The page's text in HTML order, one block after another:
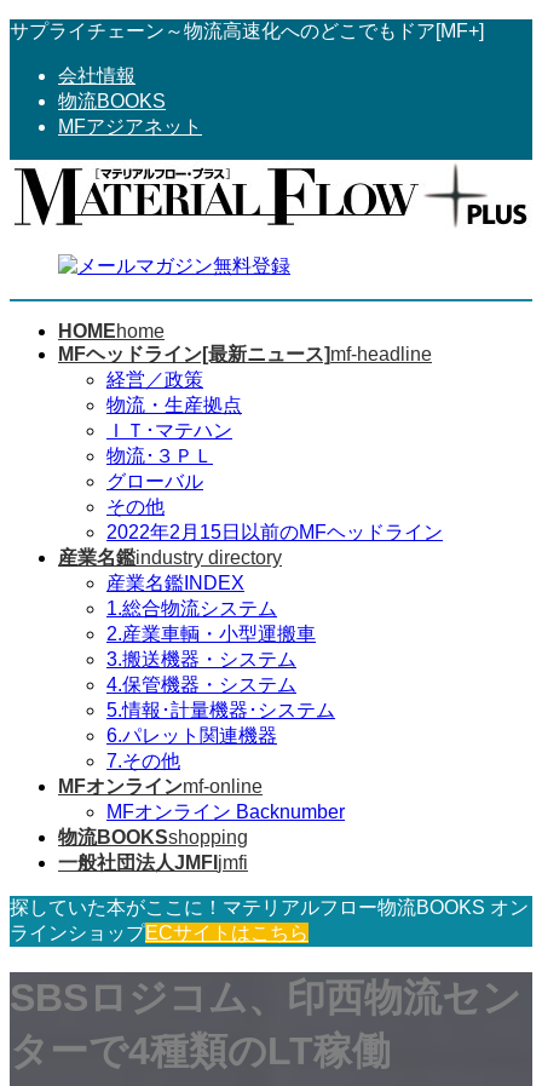
コ
へ
ス
ナ
ョ
ン
サプライチェーン～物流高速化へのどこでもドア[MF+]
会社情報
物流BOOKS
MFアジアネット
HOMEhome
MFヘッドライン[最新ニュース]mf-headline
経営／政策
物流・生産拠点
ＩＴ･マテハン
物流･３ＰＬ
グローバル
その他
2022年2月15日以前のMFヘッドライン
産業名鑑industry directory
産業名鑑INDEX
1.総合物流システム
2.産業車輌・小型運搬車
3.搬送機器・システム
4.保管機器・システム
5.情報･計量機器･システム
6.パレット関連機器
7.その他
MFオンラインmf-online
MFオンライン Backnumber
物流BOOKSshopping
一般社団法人JMFI jmfi
探していた本がここに！マテリアルフロー物流BOOKS オン
ラインショップECサイトはこちら
SBSロジコム、印西物流セン
ターで4種類のLT稼働